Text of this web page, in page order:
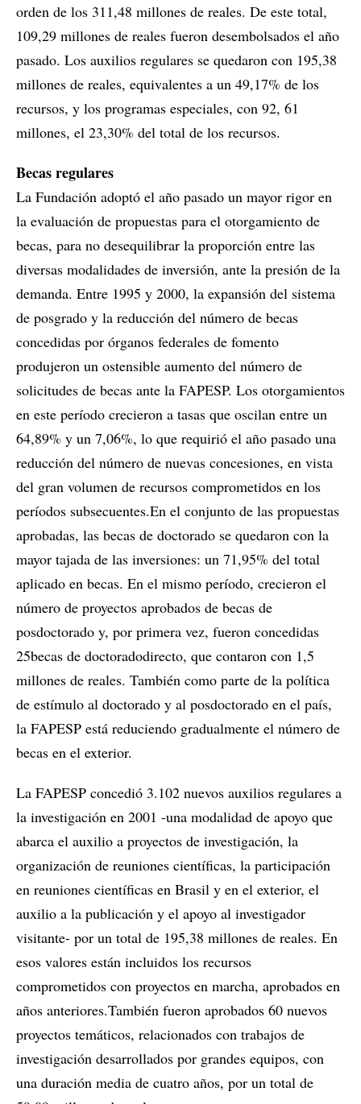
orden de los 311,48 millones de reales. De este total,
109,29 millones de reales fueron desembolsados el año
pasado. Los auxilios regulares se quedaron con 195,38
millones de reales, equivalentes a un 49,17% de los
recursos, y los programas especiales, con 92, 61
millones, el 23,30% del total de los recursos.
Becas regulares
La Fundación adoptó el año pasado un mayor rigor en
la evaluación de propuestas para el otorgamiento de
becas, para no desequilibrar la proporción entre las
diversas modalidades de inversión, ante la presión de la
demanda. Entre 1995 y 2000, la expansión del sistema
de posgrado y la reducción del número de becas
concedidas por órganos federales de fomento
produjeron un ostensible aumento del número de
solicitudes de becas ante la FAPESP. Los otorgamientos
en este período crecieron a tasas que oscilan entre un
64,89% y un 7,06%, lo que requirió el año pasado una
reducción del número de nuevas concesiones, en vista
del gran volumen de recursos comprometidos en los
períodos subsecuentes.En el conjunto de las propuestas
aprobadas, las becas de doctorado se quedaron con la
mayor tajada de las inversiones: un 71,95% del total
aplicado en becas. En el mismo período, crecieron el
número de proyectos aprobados de becas de
posdoctorado y, por primera vez, fueron concedidas
25becas de doctoradodirecto, que contaron con 1,5
millones de reales. También como parte de la política
de estímulo al doctorado y al posdoctorado en el país,
la FAPESP está reduciendo gradualmente el número de
becas en el exterior.
La FAPESP concedió 3.102 nuevos auxilios regulares a
la investigación en 2001 -una modalidad de apoyo que
abarca el auxilio a proyectos de investigación, la
organización de reuniones científicas, la participación
en reuniones científicas en Brasil y en el exterior, el
auxilio a la publicación y el apoyo al investigador
visitante- por un total de 195,38 millones de reales. En
esos valores están incluidos los recursos
comprometidos con proyectos en marcha, aprobados en
años anteriores.También fueron aprobados 60 nuevos
proyectos temáticos, relacionados con trabajos de
investigación desarrollados por grandes equipos, con
una duración media de cuatro años, por un total de